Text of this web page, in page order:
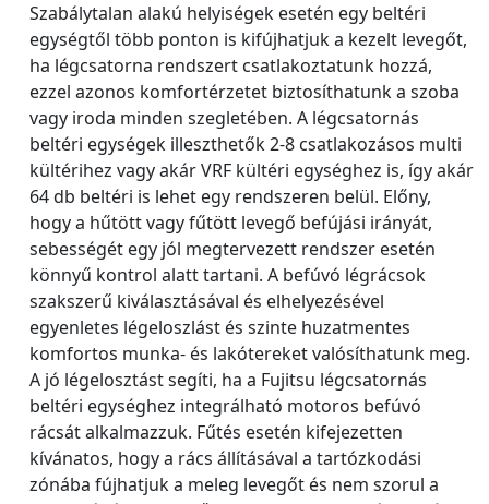
Szabálytalan alakú helyiségek esetén egy beltéri
egységtől több ponton is kifújhatjuk a kezelt levegőt,
ha légcsatorna rendszert csatlakoztatunk hozzá,
ezzel azonos komfortérzetet biztosíthatunk a szoba
vagy iroda minden szegletében. A légcsatornás
beltéri egységek illeszthetők 2-8 csatlakozásos multi
kültérihez vagy akár VRF kültéri egységhez is, így akár
64 db beltéri is lehet egy rendszeren belül. Előny,
hogy a hűtött vagy fűtött levegő befújási irányát,
sebességét egy jól megtervezett rendszer esetén
könnyű kontrol alatt tartani. A befúvó légrácsok
szakszerű kiválasztásával és elhelyezésével
egyenletes légeloszlást és szinte huzatmentes
komfortos munka- és lakótereket valósíthatunk meg.
A jó légelosztást segíti, ha a Fujitsu légcsatornás
beltéri egységhez integrálható motoros befúvó
rácsát alkalmazzuk. Fűtés esetén kifejezetten
kívánatos, hogy a rács állításával a tartózkodási
zónába fújhatjuk a meleg levegőt és nem szorul a